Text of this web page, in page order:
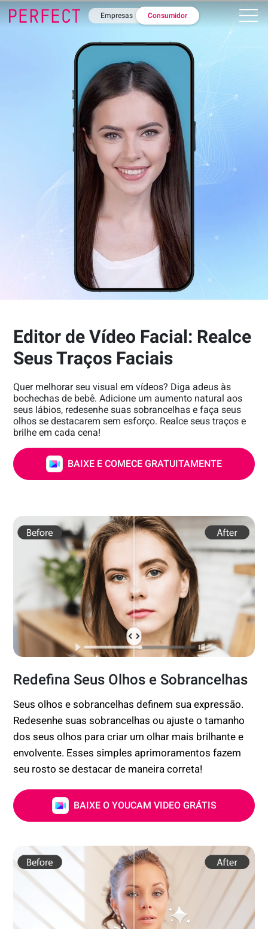
Empresas Consumidor
Editor de Vídeo Facial: Realce
Seus Traços Faciais
Quer melhorar seu visual em vídeos? Diga adeus às
bochechas de bebê. Adicione um aumento natural aos
seus lábios, redesenhe suas sobrancelhas e faça seus
olhos se destacarem sem esforço. Realce seus traços e
brilhe em cada cena!
BAIXE E COMECE GRATUITAMENTE
Redefina Seus Olhos e Sobrancelhas
Seus olhos e sobrancelhas definem sua expressão.
Redesenhe suas sobrancelhas ou ajuste o tamanho
dos seus olhos para criar um olhar mais brilhante e
envolvente. Esses simples aprimoramentos fazem
seu rosto se destacar de maneira correta!
BAIXE O YOUCAM VIDEO GRÁTIS